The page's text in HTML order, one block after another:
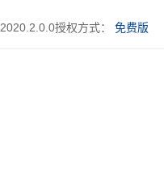
2020.2.0.0授权方式： 免费版